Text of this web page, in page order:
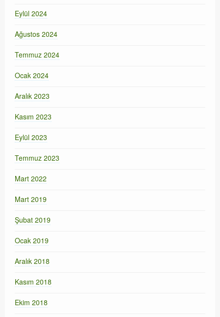
Eylül 2024
Ağustos 2024
Temmuz 2024
Ocak 2024
Aralık 2023
Kasım 2023
Eylül 2023
Temmuz 2023
Mart 2022
Mart 2019
Şubat 2019
Ocak 2019
Aralık 2018
Kasım 2018
Ekim 2018